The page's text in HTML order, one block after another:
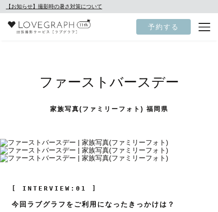
【お知らせ】撮影時の暑さ対策について
予約する
ファーストバースデー
家族写真(ファミリーフォト) 福岡県
[ INTERVIEW:01 ]
今回ラブグラフをご利用になったきっかけは？